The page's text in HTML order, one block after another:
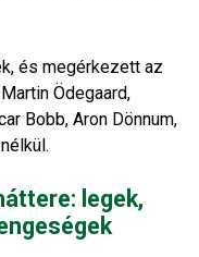
és megérkezett az
Ödegaard,
Bobb, Aron Dönnum,
legek,